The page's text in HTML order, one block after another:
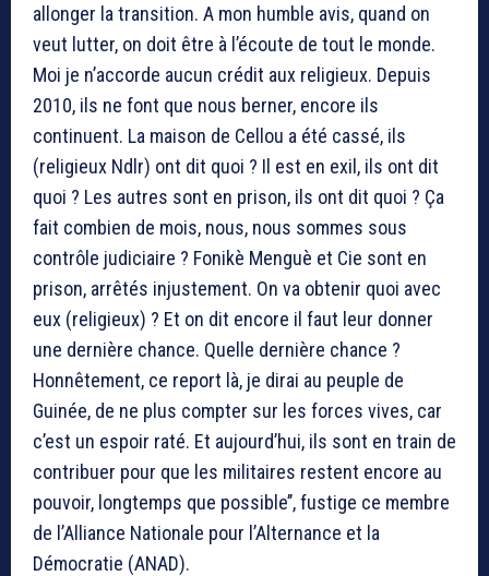
allonger la transition. A mon humble avis, quand on
veut lutter, on doit être à l’écoute de tout le monde.
Moi je n’accorde aucun crédit aux religieux. Depuis
2010, ils ne font que nous berner, encore ils
continuent. La maison de Cellou a été cassé, ils
(religieux Ndlr) ont dit quoi ? Il est en exil, ils ont dit
quoi ? Les autres sont en prison, ils ont dit quoi ? Ça
fait combien de mois, nous, nous sommes sous
contrôle judiciaire ? Fonikè Menguè et Cie sont en
prison, arrêtés injustement. On va obtenir quoi avec
eux (religieux) ? Et on dit encore il faut leur donner
une dernière chance. Quelle dernière chance ?
Honnêtement, ce report là, je dirai au peuple de
Guinée, de ne plus compter sur les forces vives, car
c’est un espoir raté. Et aujourd’hui, ils sont en train de
contribuer pour que les militaires restent encore au
pouvoir, longtemps que possible’’, fustige ce membre
de l’Alliance Nationale pour l’Alternance et la
Démocratie (ANAD).